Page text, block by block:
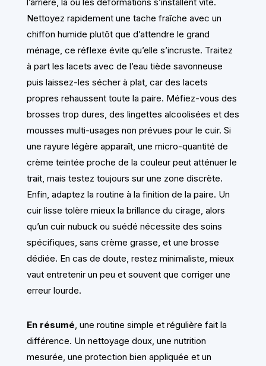
l’arrière, là où les déformations s’installent vite.
Nettoyez rapidement une tache fraîche avec un
chiffon humide plutôt que d’attendre le grand
ménage, ce réflexe évite qu’elle s’incruste. Traitez
à part les lacets avec de l’eau tiède savonneuse
puis laissez-les sécher à plat, car des lacets
propres rehaussent toute la paire. Méfiez-vous des
brosses trop dures, des lingettes alcoolisées et des
mousses multi-usages non prévues pour le cuir. Si
une rayure légère apparaît, une micro-quantité de
crème teintée proche de la couleur peut atténuer le
trait, mais testez toujours sur une zone discrète.
Enfin, adaptez la routine à la finition de la paire. Un
cuir lisse tolère mieux la brillance du cirage, alors
qu’un cuir nubuck ou suédé nécessite des soins
spécifiques, sans crème grasse, et une brosse
dédiée. En cas de doute, restez minimaliste, mieux
vaut entretenir un peu et souvent que corriger une
erreur lourde.
En résumé, une routine simple et régulière fait la
différence. Un nettoyage doux, une nutrition
mesurée, une protection bien appliquée et un